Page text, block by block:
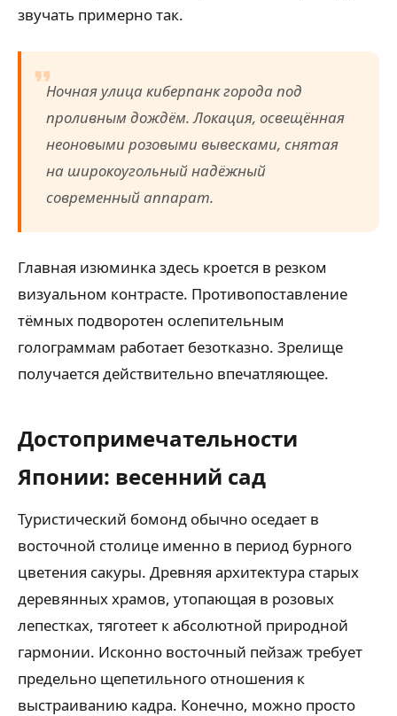
звучать примерно так.
Ночная улица киберпанк города под
проливным дождём. Локация, освещённая
неоновыми розовыми вывесками, снятая
на широкоугольный надёжный
современный аппарат.
Главная изюминка здесь кроется в резком
визуальном контрасте. Противопоставление
тёмных подворотен ослепительным
голограммам работает безотказно. Зрелище
получается действительно впечатляющее.
Достопримечательности
Японии: весенний сад
Туристический бомонд обычно оседает в
восточной столице именно в период бурного
цветения сакуры. Древняя архитектура старых
деревянных храмов, утопающая в розовых
лепестках, тяготеет к абсолютной природной
гармонии. Исконно восточный пейзаж требует
предельно щепетильного отношения к
выстраиванию кадра. Конечно, можно просто